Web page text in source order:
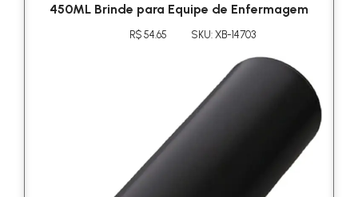
450ML Brinde para Equipe de Enfermagem
R$ 54.65 SKU: XB-14703